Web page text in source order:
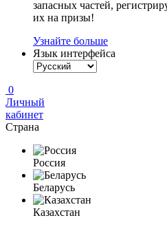
запасных частей,
их на призы!
Узнайте больше
Язык интерфейса
0
Личный
кабинет
Страна
Россия
Беларусь
Казахстан